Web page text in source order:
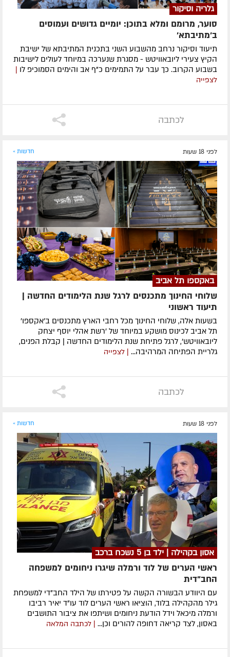
גלריה וסיקור
סוער, מרומם ומלא בתוכן: יומיים גדושים ועמוסים
ב'מתיבתא'
תיעוד וסיקור נרחב מהשבוע השני בתכנית המתיבתא של ישיבת
הקיץ צעירי ליובאוויטש - מסגרת שנערכה במיוחד לעולים לישיבות
בשבוע הקרוב. כך עבר על התמימים כ"ף אב והימים הסמוכיפ לו
לצפייה
לכתבה
לפני 18 שעות חדשות »
באקספו תל אביב
שלוחי החינוך מתכנסים לרגל שנת הלימודים החדשה |
תיעוד ראשוני
בשעות אלה, שלוחי החינוך מכל רחבי הארץ מתכנסים ב'אקספו'
תל אביב לכינוס מושקע במיוחד של 'רשת אהלי יוסף יצחק
ליובאוויטש', לרגל פתיחת שנת הלימודים החדשה | קבלת הפנים,
גלריית הפתיחה המרהיבה... | לצפייה
לכתבה
לפני 18 שעות חדשות »
אסון בקהילה | ילד בן 5 נשכח ברכב
ראשי הערים של לוד ורמלה שיגרו ניחומים למשפחה
החב"דית
עם היוודע הבשורה הקשה על פטירתו של הילד החב"די למשפחת
גילר מהקהילה בלוד, הוציאו ראשי הערים לוד עו"ד יאיר רביבו
ורמלה מיכאל וידל הודעת ניחומים ושיתפו את ציבור התושבים
באסון, לצד קריאה דחופה להורים וכן... | לכתבה המלאה